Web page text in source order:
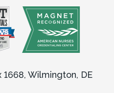
1668, Wilmington, DE